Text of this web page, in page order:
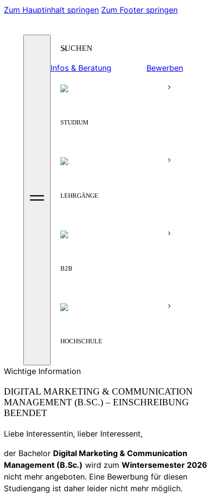
Zum Hauptinhalt springen Zum Footer springen
Suchen
Infos & Beratung
Bewerben
STUDIUM
LEHRGÄNGE
B2B
HOCHSCHULE
Wichtige Information
DIGITAL MARKETING & COMMUNICATION
MANAGEMENT (B.SC.) – EINSCHREIBUNG
BEENDET
Liebe Interessentin, lieber Interessent,
der Bachelor Digital Marketing & Communication
Management (B.Sc.) wird zum Wintersemester 2026
nicht mehr angeboten. Eine Bewerbung für diesen
Studiengang ist daher leider nicht mehr möglich.